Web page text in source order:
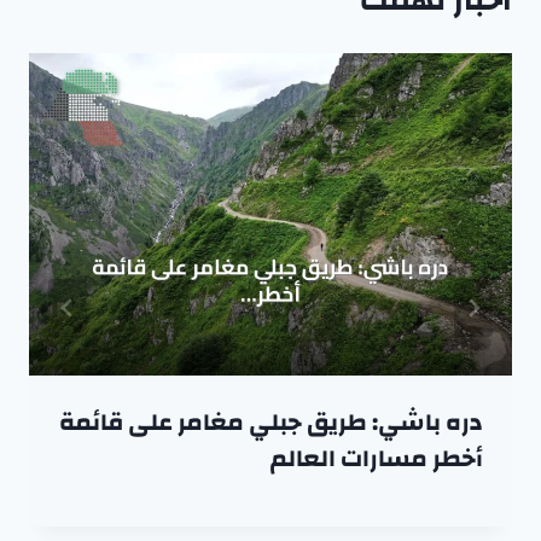
دره باشي: طريق جبلي مغامر على قائمة
أخطر مسارات العالم